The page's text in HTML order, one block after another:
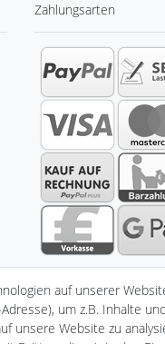
Zahlungsarten
auf unserer
um z.B. Inhalte
unsere Website zu